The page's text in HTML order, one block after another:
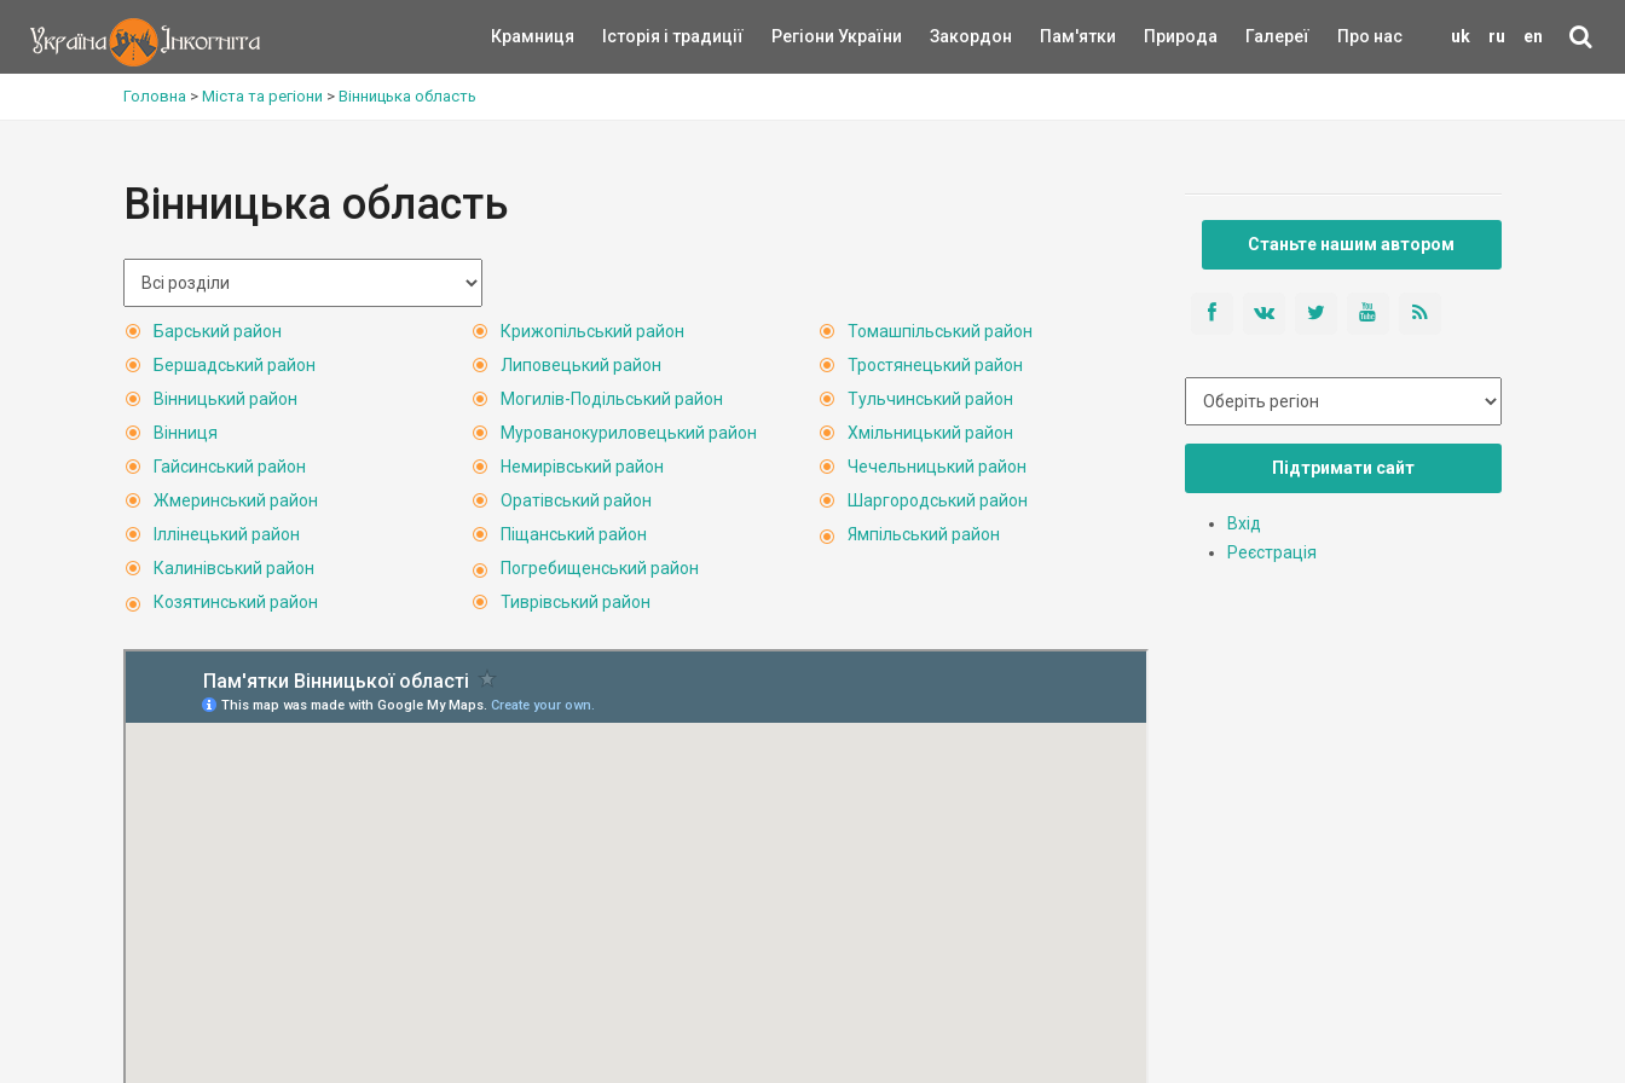
uk ru en
Крамниця Історія і традиції Регіони України Закордон Пам'ятки Природа Галереї Про нас
Головна > Міста та регіони > Вінницька область
Вінницька область
Барський район
Бершадський район
Вінницький район
Вінниця
Гайсинський район
Жмеринський район
Іллінецький район
Калинівський район
Козятинський район
Крижопільський район
Липовецький район
Могилів-Подільський район
Мурованокуриловецький район
Немирівський район
Оратівський район
Піщанський район
Погребищенський район
Тиврівський район
Томашпільський район
Тростянецький район
Тульчинський район
Хмільницький район
Чечельницький район
Шаргородський район
Ямпільський район
Станьте нашим автором
Підтримати сайт
Вхід
Реєстрація